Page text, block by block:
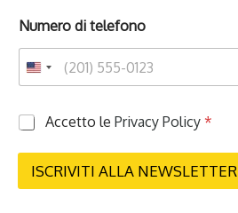
Numero di telefono
P
i
a
Accetto le Privacy Policy *
ISCRIVITI ALLA NEWSLETTER